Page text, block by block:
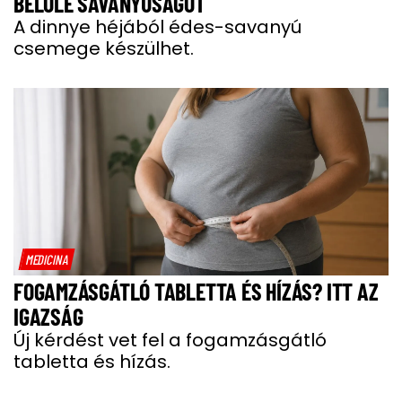
A dinnye héjából édes-savanyú
csemege készülhet.
MEDICINA
FOGAMZÁSGÁTLÓ TABLETTA ÉS HÍZÁS? ITT AZ
IGAZSÁG
Új kérdést vet fel a fogamzásgátló
tabletta és hízás.